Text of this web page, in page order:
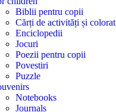
Biblii pentru copii
Cărți de activități și colorat
Enciclopedii
Jocuri
Poezii pentru copii
Povestiri
Puzzle
Notebooks
Journals